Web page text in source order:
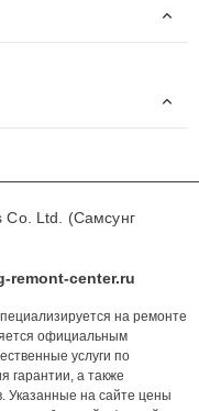
Co. Ltd. (Самсунг
remont-center.ru
на ремонте
официальным
услуги по
гарантии, а также
Указанные на сайте цены